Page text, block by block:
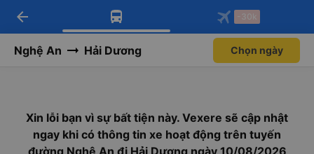
Tải app Vexere ngay!
Nhận ưu đãi thành viên độc
Mở app
Tải app Vexere
-30k/ghế khi đặt vé máy bay qua
Mở app
arrow_back -30k
Nghệ An Hải Dương Chọn ngày
Xin lỗi bạn vì sự bất tiện này. Vexere sẽ cập nhật
ngay khi có thông tin xe hoạt động trên tuyến
đường Nghệ An đi Hải Dương ngày 10/08/2026